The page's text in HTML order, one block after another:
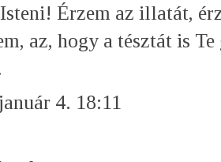
Érzem az illatát,
az, hogy a tésztát is
4. 18:11